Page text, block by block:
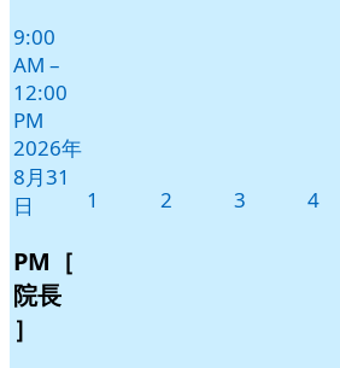
9:00
AM –
12:00
PM
2026年
8月31
日
PM［
院長
］
1 2 3 4